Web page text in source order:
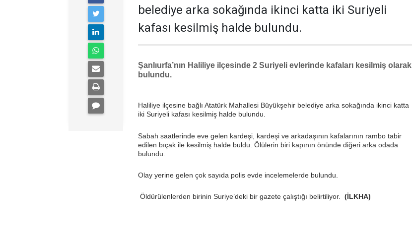
belediye arka sokağında ikinci katta iki Suriyeli
kafası kesilmiş halde bulundu.
Şanlıurfa’nın Haliliye ilçesinde 2 Suriyeli evlerinde kafaları kesilmiş olarak
bulundu.
Haliliye ilçesine bağlı Atatürk Mahallesi Büyükşehir belediye arka sokağında ikinci katta
iki Suriyeli kafası kesilmiş halde bulundu.
Sabah saatlerinde eve gelen kardeşi, kardeşi ve arkadaşının kafalarının rambo tabir
edilen bıçak ile kesilmiş halde buldu. Ölülerin biri kapının önünde diğeri arka odada
bulundu.
Olay yerine gelen çok sayıda polis evde incelemelerde bulundu.
Öldürülenlerden birinin Suriye’deki bir gazete çalıştığı belirtiliyor. (İLKHA)